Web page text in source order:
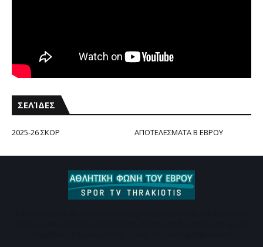
ΣΕΛΊΔΕΣ
2025-26 ΣΚΟΡ ΑΠΟΤΕΛΕΣΜΑΤΑ Β ΕΒΡΟΥ